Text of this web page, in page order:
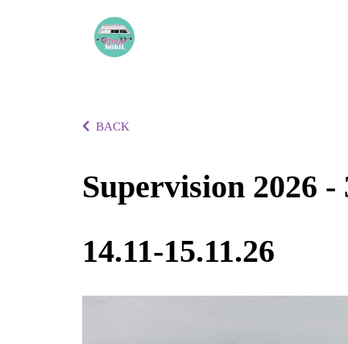
BACK
Supervision 2026
14.11-15.11.26